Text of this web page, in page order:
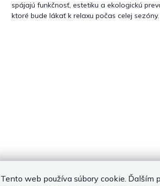
Tento web používa súbory cookie. Ďalším
spájajú funkčnosť, estetiku a ekologickú
ktoré bude lákať k relaxu počas celej sezóny.